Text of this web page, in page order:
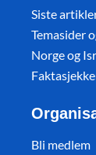
Siste
Temasider
Norge og
Bli medlem